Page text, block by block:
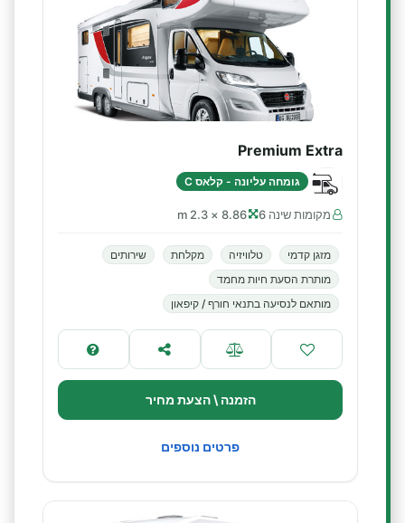
Premium Extra
גומחה עליונה - קלאס C
מקומות שינה 6 8.86 × 2.3 m
מזגן קדמי טלוויזיה מקלחת
שירותים
מותרת הסעת חיות מחמד
מותאם לנסיעה בתנאי חורף / קיפאון
הזמנה \ הצעת מחיר
פרטים נוספים